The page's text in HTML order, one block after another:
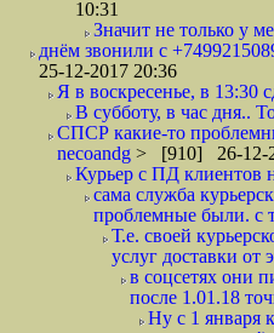
10:31
Значит не только у
днём звонили с
25-12-2017 20:36
Я в воскресенье, в 13:30
В субботу, в час дня..
СПСР какие-то
necoandg > [910] 26-12-
Курьер с ПД клиентов
сама служба
проблемные были. с
Т.е. своей
услуг доставки
в соцсетях они
после 1.01.18
Ну с 1 января